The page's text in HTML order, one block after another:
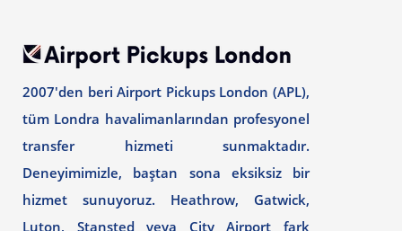
2007'den beri Airport Pickups London (APL),
tüm Londra havalimanlarından profesyonel
transfer hizmeti sunmaktadır.
Deneyimimizle, baştan sona eksiksiz bir
hizmet sunuyoruz. Heathrow, Gatwick,
Luton, Stansted veya City Airport fark